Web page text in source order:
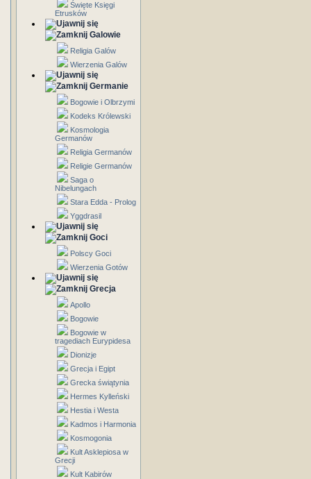
Święte Księgi
Etrusków
Galowie
Religia Galów
Wierzenia Galów
Germanie
Bogowie i Olbrzymi
Kodeks Królewski
Kosmologia
Germanów
Religia Germanów
Religie Germanów
Saga o
Nibelungach
Stara Edda - Prolog
Yggdrasil
Goci
Polscy Goci
Wierzenia Gotów
Grecja
Apollo
Bogowie
Bogowie w
tragediach Eurypidesa
Dionizje
Grecja i Egipt
Grecka świątynia
Hermes Kylleński
Hestia i Westa
Kadmos i Harmonia
Kosmogonia
Kult Asklepiosa w
Grecji
Kult Kabirów